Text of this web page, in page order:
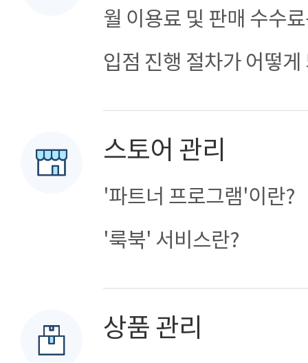
월 이용료 및 판매 수수
입점 진행 절차가 어떻게
스토어 관리
'파트너 프로그램'이란?
'룩북' 서비스란?
상품 관리